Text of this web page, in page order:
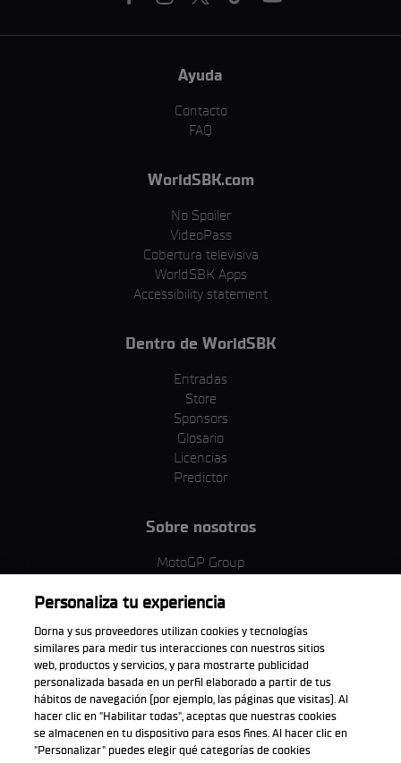
Ayuda
Contacto
FAQ
WorldSBK.com
No Spoiler
VideoPass
Cobertura televisiva
WorldSBK Apps
Accessibility statement
Dentro de WorldSBK
Entradas
Store
Sponsors
Glosario
Licencias
Predictor
Sobre nosotros
MotoGP Group
Términos y condiciones
Política de privacidad
Política de compra
Descarga la aplicación oficial
Personaliza tu experiencia
Dorna y sus proveedores utilizan cookies y tecnologías
similares para medir tus interacciones con nuestros sitios
web, productos y servicios, y para mostrarte publicidad
personalizada basada en un perfil elaborado a partir de tus
hábitos de navegación (por ejemplo, las páginas que visitas). Al
hacer clic en "Habilitar todas", aceptas que nuestras cookies
se almacenen en tu dispositivo para esos fines. Al hacer clic en
"Personalizar" puedes elegir qué categorías de cookies